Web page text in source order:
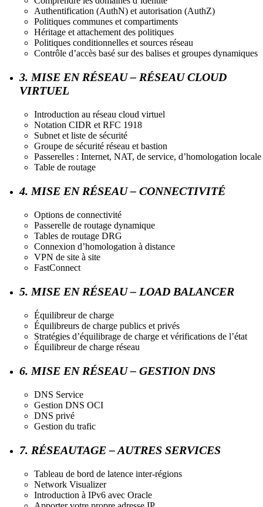
Authentification (AuthN) et autorisation (AuthZ)
Politiques communes et compartiments
Héritage et attachement des politiques
Politiques conditionnelles et sources réseau
Contrôle d’accès basé sur des balises et groupes dynamiques
3. MISE EN RÉSEAU – RÉSEAU CLOUD
VIRTUEL
Introduction au réseau cloud virtuel
Notation CIDR et RFC 1918
Subnet et liste de sécurité
Groupe de sécurité réseau et bastion
Passerelles : Internet, NAT, de service, d’homologation locale
Table de routage
4. MISE EN RÉSEAU – CONNECTIVITÉ
Options de connectivité
Passerelle de routage dynamique
Tables de routage DRG
Connexion d’homologation à distance
VPN de site à site
FastConnect
5. MISE EN RÉSEAU – LOAD BALANCER
Équilibreur de charge
Équilibreurs de charge publics et privés
Stratégies d’équilibrage de charge et vérifications de l’état
Équilibreur de charge réseau
6. MISE EN RÉSEAU – GESTION DNS
DNS Service
Gestion DNS OCI
DNS privé
Gestion du trafic
7. RÉSEAUTAGE – AUTRES SERVICES
Tableau de bord de latence inter-régions
Network Visualizer
Introduction à IPv6 avec Oracle